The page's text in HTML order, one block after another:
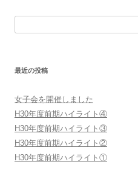
最近の投稿
女子会を開催しました
H30年度前期ハイライト④
H30年度前期ハイライト③
H30年度前期ハイライト②
H30年度前期ハイライト①